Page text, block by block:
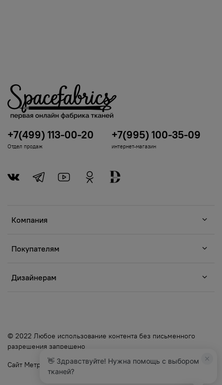
Компания
Покупателям
Дизайнерам
+7(499) 113-00-20
Отдел продаж
+7(995) 100-35-09
интернет-магазин
👋 Здравствуйте! Нужна помощь с выбором
тканей?
© 2022 Любое использование контента без письменного
разрешения запрещено
Сайт Метр Ткани